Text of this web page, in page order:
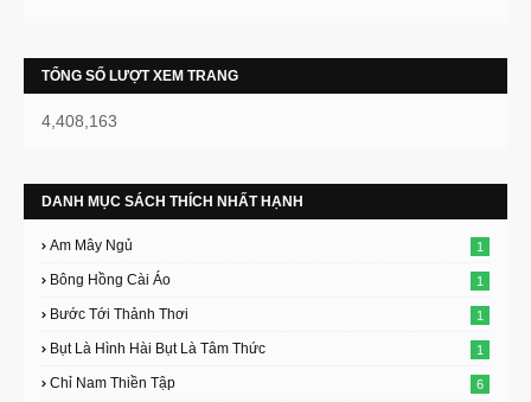
TỔNG SỐ LƯỢT XEM TRANG
4,408,163
DANH MỤC SÁCH THÍCH NHẤT HẠNH
Am Mây Ngủ 1
Bông Hồng Cài Áo 1
Bước Tới Thảnh Thơi 1
Bụt Là Hình Hài Bụt Là Tâm Thức 1
Chỉ Nam Thiền Tập 6